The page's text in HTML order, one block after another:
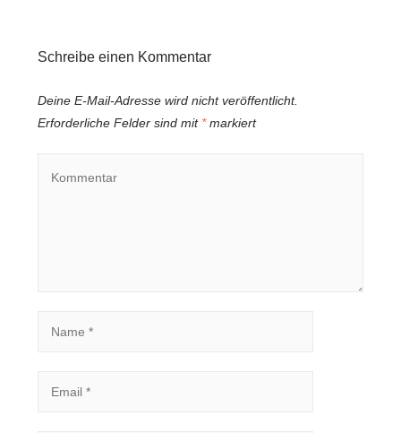
Schreibe einen Kommentar
Deine E-Mail-Adresse wird nicht veröffentlicht.
Erforderliche Felder sind mit *markiert